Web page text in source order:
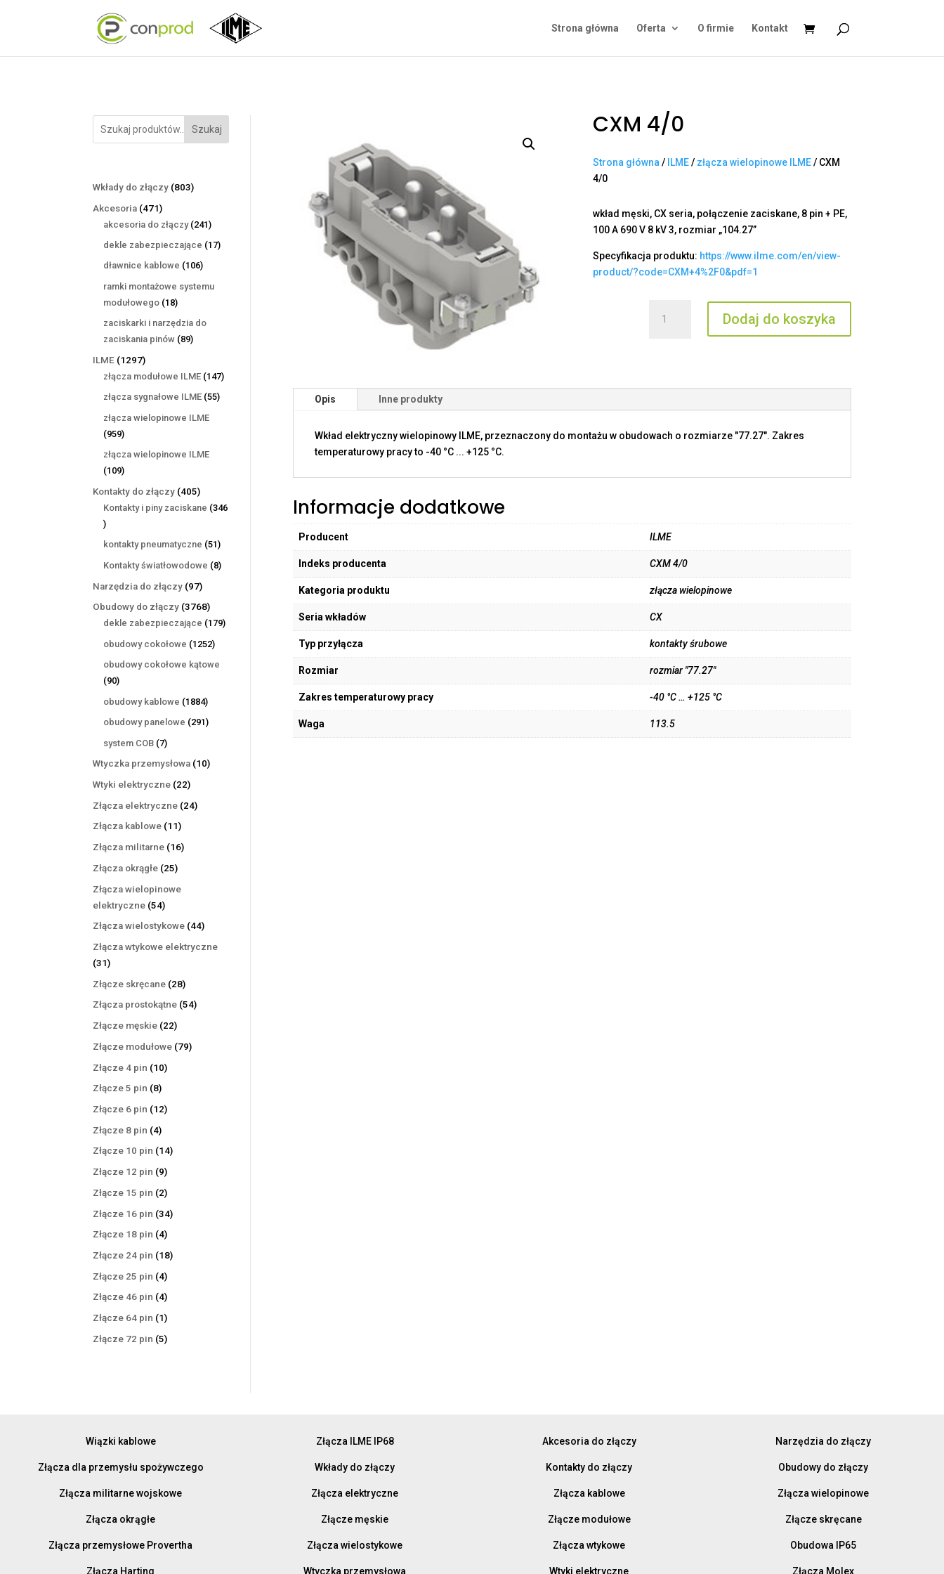
Strona główna Oferta O firmie Kontakt
Szukaj
Wkłady do złączy 803803
Akcesoria 471471
produktów
akcesoria do złączy 241241
produktów
dekle zabezpieczające 1717
dławnice kablowe 106106
ramki montażowe systemu
modułowego 1818
produktów
zaciskarki i narzędzia do
zaciskania pinów 8989
ILME 12971297
produktów
złącza modułowe ILME 147147
złącza sygnałowe ILME 5555
złącza wielopinowe ILME
959959
produktów
złącza wielopinowe ILME
109109
produktów
Kontakty do złączy 405405
produktów
Kontakty i piny zaciskane 346
346
produktów
kontakty pneumatyczne 5151
produktów
Kontakty światłowodowe 88
Narzędzia do złączy 9797
produktów
Obudowy do złączy 37683768
produktów
dekle zabezpieczające 179179
obudowy cokołowe 12521252
obudowy cokołowe kątowe
9090
produktów
obudowy kablowe 18841884
produkty
obudowy panelowe 291291
system COB 77
produktów
Wtyczka przemysłowa 1010
Wtyki elektryczne 2222
produkty
Złącza elektryczne 2424
Złącza kablowe 1111
produktów
Złącza militarne 1616
Złącza okrągłe 2525
Złącza wielopinowe
elektryczne 5454
produkty
Złącza wielostykowe 4444
Złącza wtykowe elektryczne
3131
produktów
Złącze skręcane 2828
produktów
Złącza prostokątne 5454
Złącze męskie 2222
produkty
Złącze modułowe 7979
Złącze 4 pin 1010
Złącze 5 pin 88
produktów
Złącze 6 pin 1212
Złącze 8 pin 44
produkty
Złącze 10 pin 1414
Złącze 12 pin 99
produktów
Złącze 15 pin 22
produkty
Złącze 16 pin 3434
Złącze 18 pin 44
produkty
Złącze 24 pin 1818
Złącze 25 pin 44
produkty
Złącze 46 pin 44
produkty
Złącze 64 pin 11
produkt
Złącze 72 pin 55
CXM 4/0
Strona główna / ILME/ złącza wielopinowe ILME/ CXM
4/0
wkład męski, CX seria, połączenie zaciskane, 8 pin + PE,
100 A 690 V 8 kV 3, rozmiar „104.27”
Specyfikacja produktu: https://www.ilme.com/en/view-
product/?code=CXM+4%2F0&pdf=1
CXM
Dodaj do koszyka
Opis Inne produkty
Wkład elektryczny wielopinowy ILME, przeznaczony do montażu w obudowach o rozmiarze "77.27". Zakres
temperaturowy pracy to -40 °C ... +125 °C.
Informacje dodatkowe
Producent ILME
Indeks producenta CXM 4/0
Kategoria produktu złącza wielopinowe
Seria wkładów CX
Typ przyłącza kontakty śrubowe
Rozmiar rozmiar "77.27"
Zakres temperaturowy pracy -40 °C … +125 °C
Waga 113.5
Wiązki kablowe
Złącza dla przemysłu spożywczego
Złącza militarne wojskowe
Złącza okrągłe
Złącza przemysłowe Provertha
Złącza Harting
Złącza ILME IP68
Wkłady do złączy
Złącza elektryczne
Złącze męskie
Złącza wielostykowe
Wtyczka przemysłowa
Akcesoria do złączy
Kontakty do złączy
Złącza kablowe
Złącze modułowe
Złącza wtykowe
Wtyki elektryczne
Narzędzia do złączy
Obudowy do złączy
Złącza wielopinowe
Złącze skręcane
Obudowa IP65
Złącza Molex